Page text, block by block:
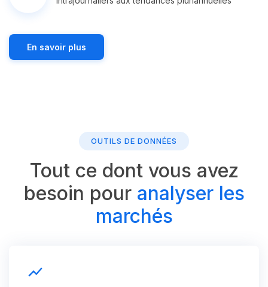
En savoir plus
OUTILS DE DONNÉES
Tout ce dont vous avez
besoin pour analyser les
marchés
show_chart